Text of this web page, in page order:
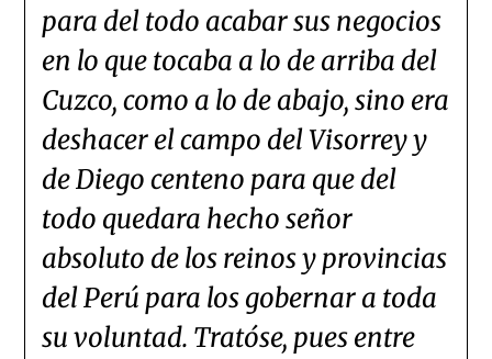
para del todo acabar sus negocios
en lo que tocaba a lo de arriba del
Cuzco, como a lo de abajo, sino era
deshacer el campo del Visorrey y
de Diego centeno para que del
todo quedara hecho señor
absoluto de los reinos y provincias
del Perú para los gobernar a toda
su voluntad. Tratóse, pues entre